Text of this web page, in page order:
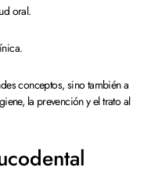
oral.
conceptos, sino también a
la prevención y el trato al